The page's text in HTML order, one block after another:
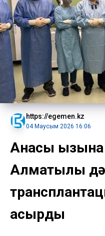
https://egemen.kz
04 Маусым 2026 16:06
Анасы қызына
Алматылық
асырды